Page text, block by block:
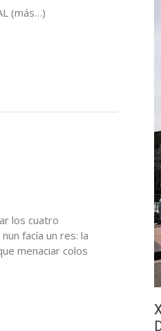
(más…)
los cuatro
facía un res: la
menaciar colos